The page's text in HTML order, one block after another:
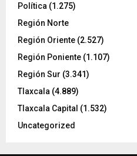
Política (1.275)
Región Norte
Región Oriente (2.527)
Región Poniente (1.107)
Región Sur (3.341)
Tlaxcala (4.889)
Tlaxcala Capital (1.532)
Uncategorized